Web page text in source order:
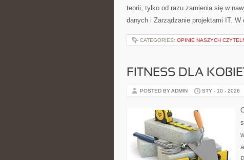
teorii, tylko od razu zamienia się w
danych i Zarządzanie projektami IT.
CATEGORIES: OPINIE NASZYCH
FITNESS DLA KOBIET
POSTED BY ADMIN STY - 10 - 2026